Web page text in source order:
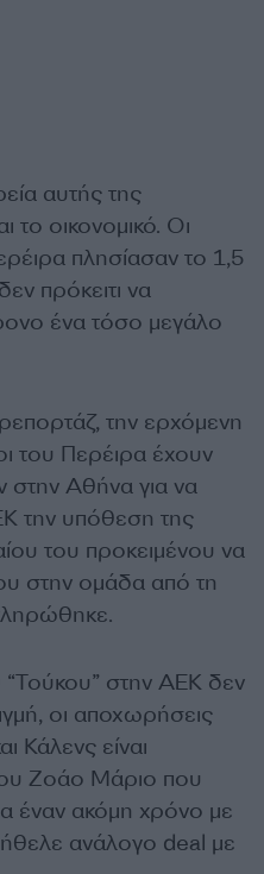
αυτής της
το οικονομικό. Οι
πλησίασαν το 1,5
πρόκειτι να
ένα τόσο μεγάλο
την ερχόμενη
του Περέιρα έχουν
στην Αθήνα για να
την υπόθεση της
του προκειμένου να
στην ομάδα από τη
στην ΑΕΚ δεν
οι αποχωρήσεις
Κάλενς είναι
Ζοάο Μάριο που
έναν ακόμη χρόνο με
ανάλογο deal με